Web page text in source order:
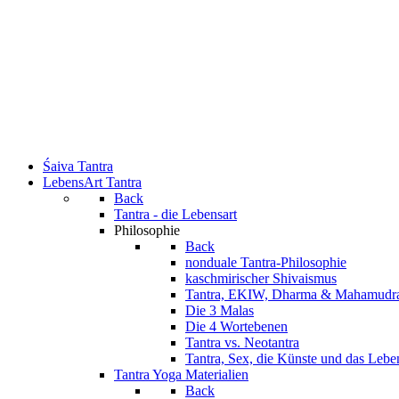
Śaiva Tantra
LebensArt Tantra
Back
Tantra - die Lebensart
Philosophie
Back
nonduale Tantra-Philosophie
kaschmirischer Shivaismus
Tantra, EKIW, Dharma &
Die 3 Malas
Die 4 Wortebenen
Tantra vs. Neotantra
Tantra, Sex, die Künste und das
Tantra Yoga Materialien
Back